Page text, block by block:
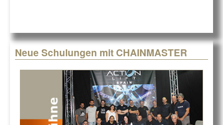
Neue Schulungen mit CHAINMASTER